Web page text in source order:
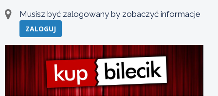
Musisz być zalogowany by zobaczyć informacje
ZALOGUJ